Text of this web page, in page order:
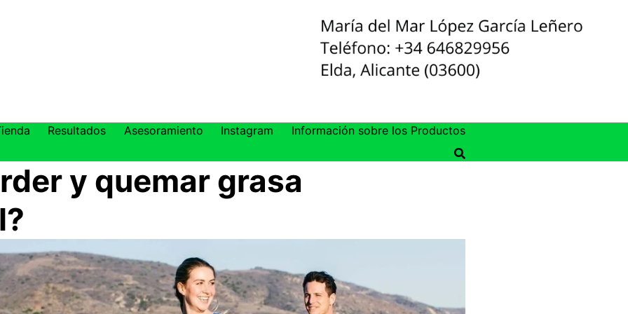
Resultados Asesoramiento Instagram Información sobre los Productos
y quemar grasa